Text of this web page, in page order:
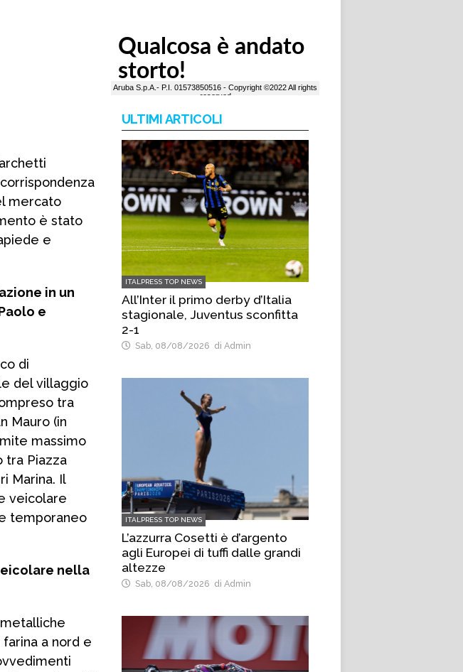
mercato
è stato
e
in un
e
di
del villaggio
tra
Mauro (in
massimo
tra Piazza
Marina. Il
veicolare
temporaneo
nella
a nord e
ULTIMI ARTICOLI
ITALPRESS TOP NEWS
All’Inter il primo derby d’Italia
stagionale, Juventus sconfitta
2-1
Sab, 08/08/2026 di Admin
ITALPRESS TOP NEWS
L’azzurra Cosetti è d’argento
agli Europei di tuffi dalle grandi
altezze
Sab, 08/08/2026 di Admin